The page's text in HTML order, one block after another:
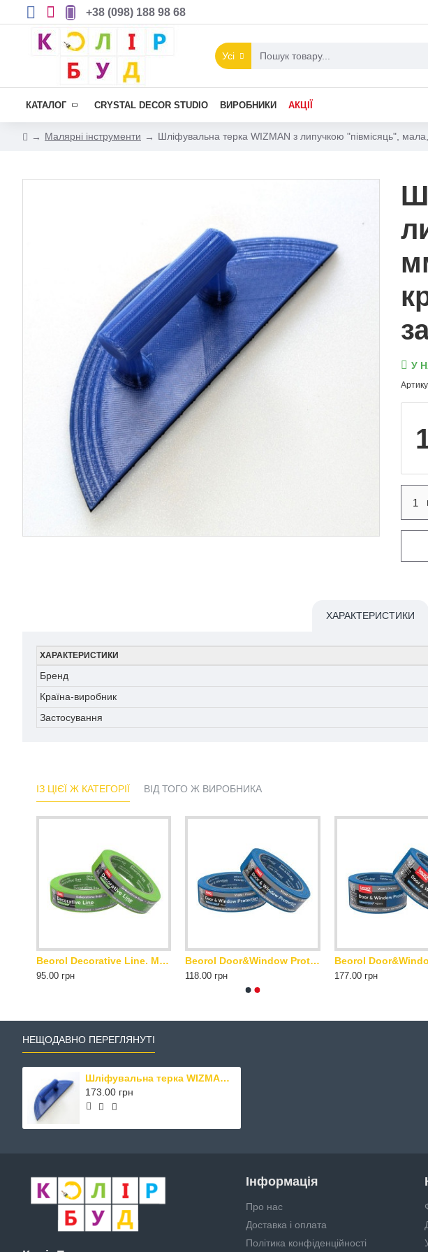
+38 (098) 188 98 68
Усі
КАТАЛОГ CRYSTAL DECOR STUDIO ВИРОБНИКИ АКЦІЇ
Малярні інструменти Шліфувальна терка WIZMAN з липучкою "півмісяць",
У
ХАРАКТЕРИСТИКИ
ХАРАКТЕРИСТИКИ
Бренд
Країна-виробник
Застосування
ІЗ ЦІЄЇ Ж КАТЕГОРІЇ ВІД ТОГО Ж ВИРОБНИКА
Beorol Decorative Line. Маскуюча стрічка. Зелена. 24 мм х 33 м
95.00 грн
Beorol Door&Window Protection. Маскуюча стрічка. Синя. 30 мм х 33 м
118.00 грн 177.00 грн
НЕЩОДАВНО ПЕРЕГЛЯНУТІ
Шліфувальна терка WIZMAN з липучкою "півмісяць", мала, 140 мм*50 мм – для шліфування прямих кромок, внутрішніх кутів та заокруглень
173.00 грн
Інформація
Про нас
Доставка і оплата
Політика конфіденційності